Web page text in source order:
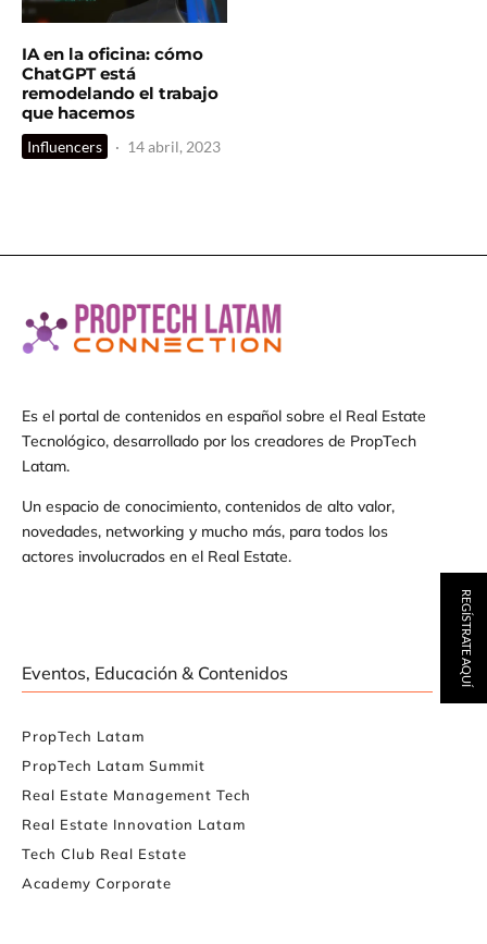
IA en la oficina: cómo
ChatGPT está
remodelando el trabajo
que hacemos
Influencers · 14 abril, 2023
Es el portal de contenidos en español sobre el Real Estate
Tecnológico, desarrollado por los creadores de PropTech
Latam.
Un espacio de conocimiento, contenidos de alto valor,
novedades, networking y mucho más, para todos los
actores involucrados en el Real Estate.
Eventos, Educación & Contenidos
PropTech Latam
PropTech Latam Summit
Real Estate Management Tech
Real Estate Innovation Latam
Tech Club Real Estate
Academy Corporate
REGÍSTRATE AQUÍ